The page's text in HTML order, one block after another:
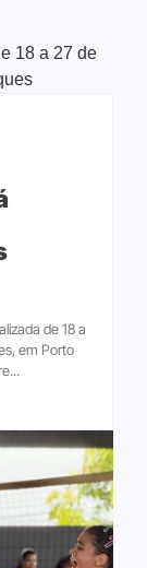
de 18 a
em Porto